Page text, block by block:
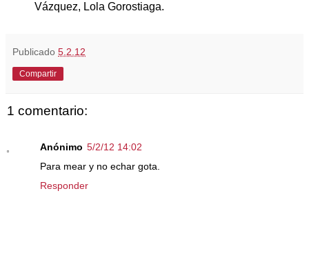
Vázquez, Lola Gorostiaga.
Publicado 5.2.12
Compartir
1 comentario:
Anónimo 5/2/12 14:02
Para mear y no echar gota.
Responder